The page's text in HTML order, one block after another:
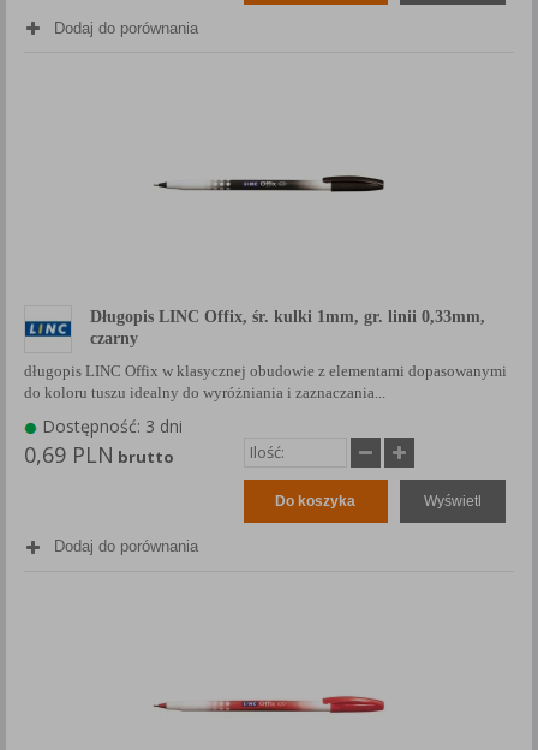
Dodaj do porównania
Długopis LINC Offix, śr. kulki 1mm, gr. linii 0,33mm,
czarny
długopis LINC Offix w klasycznej obudowie z elementami dopasowanymi
do koloru tuszu idealny do wyróżniania i zaznaczania...
Dostępność: 3 dni
0,69 PLN brutto
Do koszyka Wyświetl
Dodaj do porównania